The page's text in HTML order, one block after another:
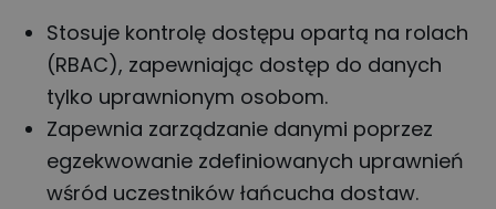
Stosuje kontrolę dostępu opartą na rolach
(RBAC), zapewniając dostęp do danych
tylko uprawnionym osobom.
Zapewnia zarządzanie danymi poprzez
egzekwowanie zdefiniowanych uprawnień
wśród uczestników łańcucha dostaw.